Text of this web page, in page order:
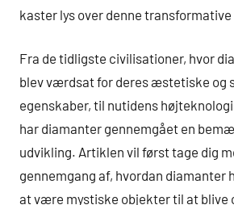
kaster lys over denne
Fra de tidligste civilisationer, hvor
blev værdsat for deres æstetiske og
egenskaber, til nutidens
har diamanter gennemgået en
udvikling. Artiklen vil først tage dig
gennemgang af, hvordan diamanter
at være mystiske objekter til at blive